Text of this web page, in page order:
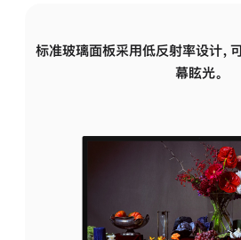
标准玻璃面板采用低反射率设计，
幕眩光。